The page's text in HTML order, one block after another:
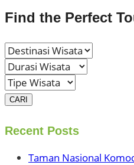
Find the Perfect
CARI
Recent Posts
Taman Nasional